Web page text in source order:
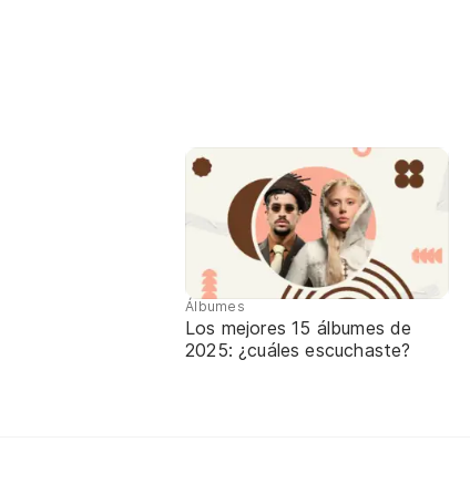
Álbumes
Los mejores 15 álbumes de
2025: ¿cuáles escuchaste?